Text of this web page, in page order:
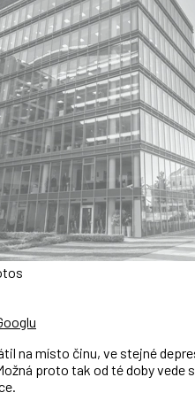
na místo činu, ve stejné
proto tak od té doby vede